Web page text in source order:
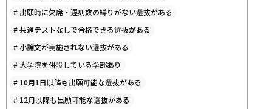
# 出願時に欠席・遅刻数の縛りがない選抜がある
#共通テストなしで合格できる選抜がある
# 小論文が実施されない選抜がある
# 大学院を併設している学部あり
# 10月1日以降も出願可能な選抜がある
# 12月以降も出願可能な選抜がある